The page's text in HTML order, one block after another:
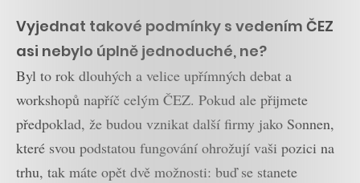
Vyjednat takové podmínky s vedením ČEZ
asi nebylo úplně jednoduché, ne?
Byl to rok dlouhých a velice upřímných debat a
workshopů napříč celým ČEZ. Pokud ale přijmete
předpoklad, že budou vznikat další firmy jako Sonnen,
které svou podstatou fungování ohrožují vaši pozici na
trhu, tak máte opět dvě možnosti: buď se stanete